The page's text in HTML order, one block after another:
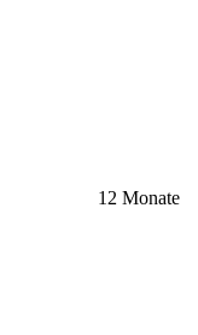
12 Monate